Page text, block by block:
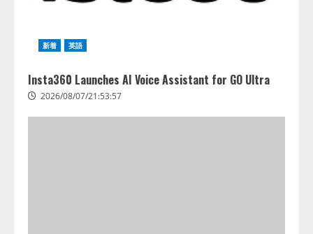
【2026年企業のAI導入・活用に関
答
ナレッジワーク、AIエンジニア油
井 誠（@myui）が入社。「セール
新着 英語
Insta360 Launches AI Voice Assistant for GO Ultra
2026/08/07/21:53:57